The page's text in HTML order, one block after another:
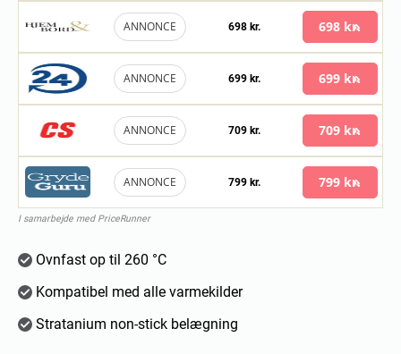
ANNONCE 698 kr. 698 kr.
ANNONCE 699 kr. 699 kr.
ANNONCE 709 kr. 709 kr.
ANNONCE 799 kr. 799 kr.
I samarbejde med PriceRunner
Ovnfast op til 260 °C
Kompatibel med alle varmekilder
Stratanium non-stick belægning